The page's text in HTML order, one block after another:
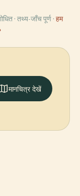
· तथ्य-जाँच पूर्ण · हम
मानचित्र देखें